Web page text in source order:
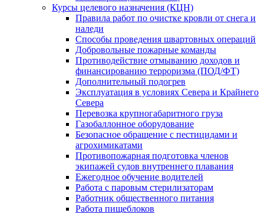
Курсы целевого назначения (КЦН)
Правила работ по очистке кровли от снега и
наледи
Способы проведения швартовных операций
Добровольные пожарные команды
Противодействие отмыванию доходов и
финансированию терроризма (ПОД/ФТ)
Дополнительный подогрев
Эксплуатация в условиях Севера и Крайнего
Севера
Перевозка крупногабаритного груза
Газобаллонное оборудование
Безопасное обращение с пестицидами и
агрохимикатами
Противопожарная подготовка членов
экипажей судов внутреннего плавания
Ежегодное обучение водителей
Работа с паровым стерилизаторам
Работник общественного питания
Работа пищеблоков